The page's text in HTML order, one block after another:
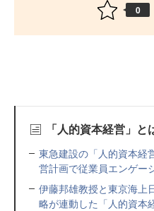
0
「人的資本経営」
東急建設の「人的資本経
営計画で従業員エンゲー
伊藤邦雄教授と東京海上
略が連動した「人的資本